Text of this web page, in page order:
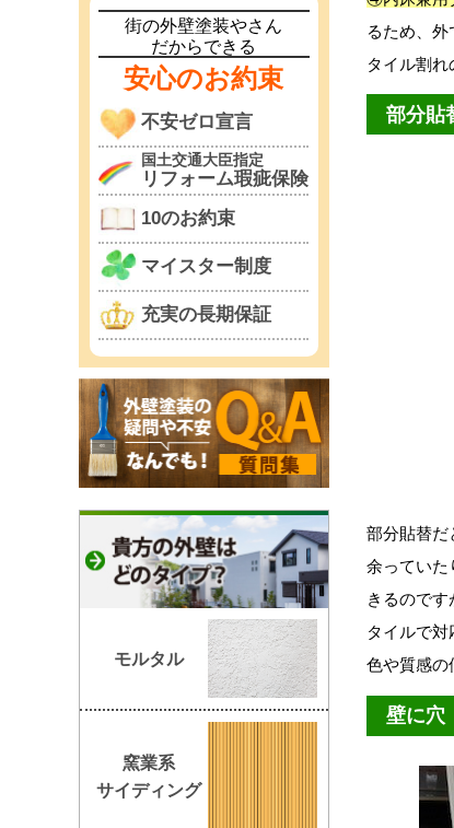
るため、外
タイル割れ
部分貼
部分貼替だ
余っていた
きるので
タイルで
色や質感の
壁に穴
街の外壁塗装やさん
だからできる
安心のお約束
不安ゼロ宣言
国土交通大臣指定
リフォーム瑕疵保険
10のお約束
マイスター制度
充実の長期保証
モルタル
窯業系
サイディング